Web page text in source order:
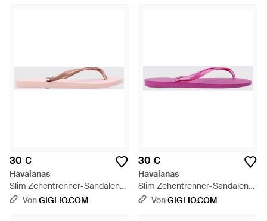
30 €
Havaianas
Slim Zehentrenner-Sandalen
Aus Gummi Mit Niedrigem
VonGIGLIO.COM
30 €
Havaianas
Slim Zehentrenner-Sandalen
Aus Gummi Mit Niedrigem
VonGIGLIO.COM